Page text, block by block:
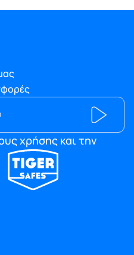
χρήσης και την